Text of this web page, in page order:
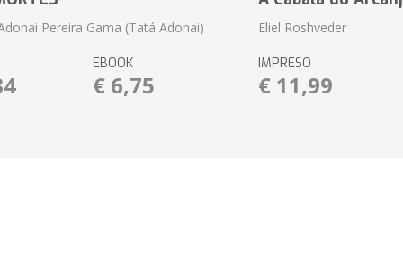
Pereira Gama (Tatá Adonai)
EBOOK
€ 6,75
Eliel Roshveder
IMPRESO
€ 11,99